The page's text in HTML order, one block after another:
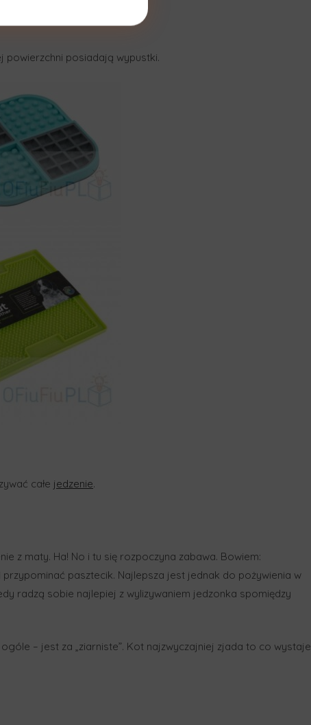
powierzchni posiadają wypustki.
całe jedzenie.
z maty. Ha! No i tu się rozpoczyna zabawa. Bowiem:
pasztecik. Najlepsza jest jednak do pożywienia w
radzą sobie najlepiej z wylizywaniem jedzonka spomiędzy
– jest za „ziarniste”. Kot najzwyczajniej zjada to co wystaje